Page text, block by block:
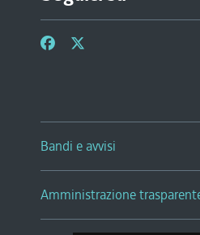
Bandi e avvisi
Amministrazione